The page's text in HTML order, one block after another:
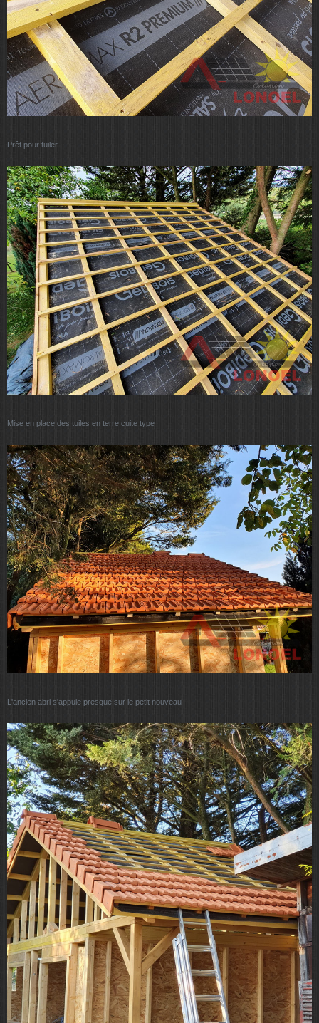
Prêt pour tuiler
Mise en place des tuiles en terre cuite type
L'ancien abri s'appuie presque sur le petit nouveau